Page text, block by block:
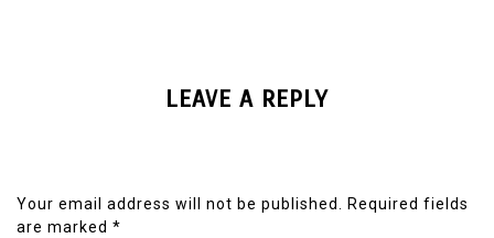
LEAVE A REPLY
Your email address will not be published.
Required fields
are marked *